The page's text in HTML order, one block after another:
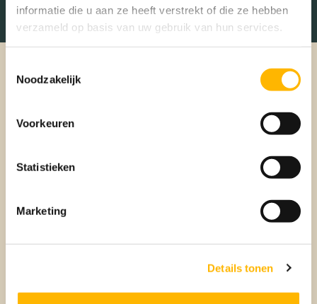
informatie die u aan ze heeft verstrekt of die ze hebben
verzameld op basis van uw gebruik van hun services.
Noodzakelijk
Voorkeuren
Statistieken
Marketing
Details tonen
BEUMER VERKOOPMAKELAAR